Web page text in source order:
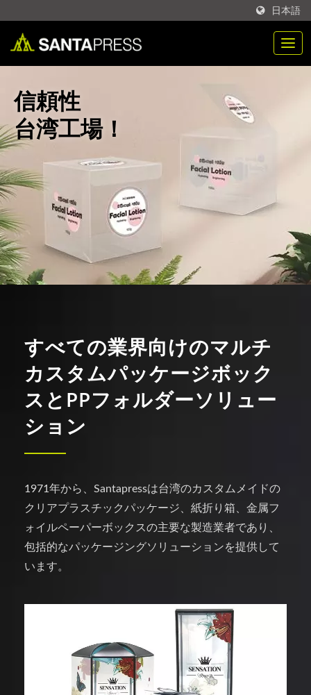
日本語
信頼性
台湾工場！
すべての業界向けのマルチ
カスタムパッケージボック
スとPPフォルダーソリュー
ション
1971年から、Santapressは台湾のカスタムメイドの
クリアプラスチックパッケージ、紙折り箱、金属フ
ォイルペーパーボックスの主要な製造業者であり、
包括的なパッケージングソリューションを提供して
います。